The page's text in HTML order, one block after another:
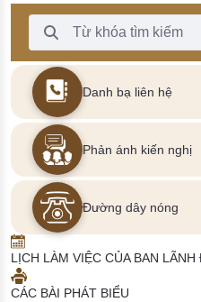
Thanh Tìm kiếm
Danh bạ liên hệ
Phản ánh kiến nghị
Đường dây nóng
LỊCH LÀM VIỆC CỦA BAN LÃNH
CÁC BÀI PHÁT BIỂU